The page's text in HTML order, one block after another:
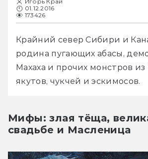
01.12.2016
173426
Крайний север Сибири и
родина пугающих абасы,
Махаха и прочих монстров
якутов, чукчей и эскимосов.
Мифы: злая тёща,
свадьбе и Масленица